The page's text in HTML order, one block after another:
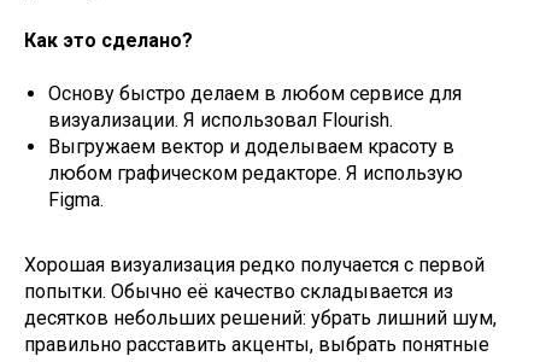
Как это сделано?
Основу быстро делаем в любом сервисе для
визуализации. Я использовал Flourish.
Выгружаем вектор и доделываем красоту в
любом графическом редакторе. Я использую
Figma.
Хорошая визуализация редко получается с первой
попытки. Обычно её качество складывается из
десятков небольших решений: убрать лишний шум,
правильно расставить акценты, выбрать понятные